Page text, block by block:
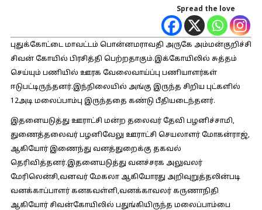
Spread the love
புதுக்கோட்டை மாவட்டம் பொன்னமராவதி அருகே அம்மன்குறிச்சி
சிவன் கோயில் பிரசித்தி பெற்றதாகும்.இக்கோயிலில் சுத்தம்
செய்யும் பணியில் ஊரக வேலைவாய்ப்பு பணியாளர்கள்
ஈடுபட்டிருந்தனர்.இந்நிலையில் அங்கு இருந்த சிறிய புட்களில்
12அடி மலைப்பாம்பு ‌இருந்ததை கண்டு பீதியடைந்தனர்.
இதனையடுத்து ஊராட்சி மன்ற தலைவர் தேவி பழனிச்சாமி,
துணைத்தலைவர் பழனிவேலு ஊராட்சி செயலாளர் மோகன்ராஜ்,
ஆகியோர் இணைந்து வனத்துறைக்கு தகவல்
தெரிவித்தனர்.இதனையடுத்து வனச்சரக அலுவலர்
மேரிலென்சி,வனவர் மேகலா ஆகியோரது அறிவுறுத்தலின்படி
வனக்காப்பாளர் கனகவள்ளி,வனக்காவலர் கருணாநிதி
ஆகியோர் சிவன்கோயிலில் பதுங்கியிருந்த மலைப்பாம்பை